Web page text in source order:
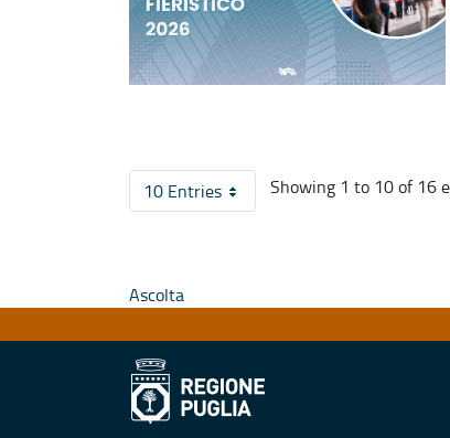
10 EntriesPer Page
Showing 1 to 10 of 16
Ascolta